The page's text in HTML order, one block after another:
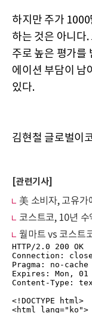
하지만 주가
하는 것은 아니다
주로 높은 평가를
에이션 부담이 남
있다.
김현철 글로벌이
[관련기사]
美 소비자, 고유가
월마트 vs 코스트